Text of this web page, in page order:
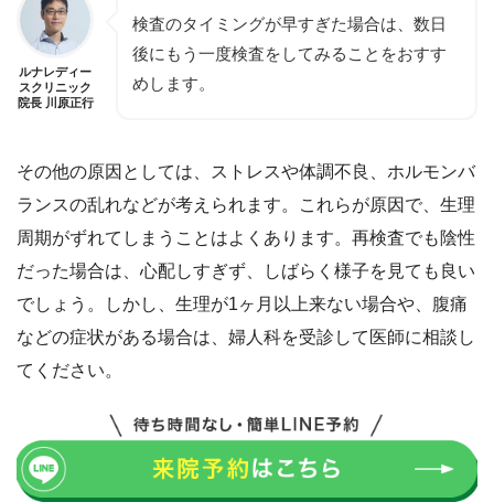
ルナレディー
スクリニック
院長 川原正行
検査のタイミングが早すぎた場合は、数日
後にもう一度検査をしてみることをおすす
めします。
その他の原因としては、ストレスや体調不良、ホルモンバ
ランスの乱れなどが考えられます。これらが原因で、生理
周期がずれてしまうことはよくあります。再検査でも陰性
だった場合は、心配しすぎず、しばらく様子を見ても良い
でしょう。しかし、生理が1ヶ月以上来ない場合や、腹痛
などの症状がある場合は、婦人科を受診して医師に相談し
てください。